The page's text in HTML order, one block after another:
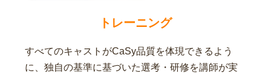
トレーニング
すべてのキャストがCaSy品質を体現できるよう
に、独自の基準に基づいた選考・研修を講師が実